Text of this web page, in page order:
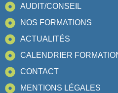
AUDIT/CONSEIL
NOS FORMATIONS
ACTUALITÉS
CALENDRIER
CONTACT
MENTIONS LÉGALES